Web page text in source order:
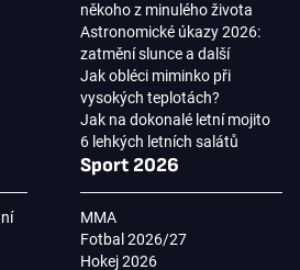
někoho z minulého života
Astronomické úkazy 2026:
zatmění slunce a další
Jak obléci miminko při
vysokých teplotách?
Jak na dokonalé letní mojito
6 lehkých letních salátů
Sport 2026
MMA
Fotbal 2026/27
Hokej 2026